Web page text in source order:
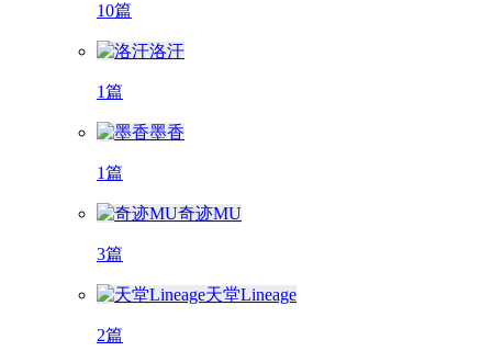
10篇
洛汗
1篇
墨香
1篇
奇迹MU
3篇
天堂Lineage
2篇